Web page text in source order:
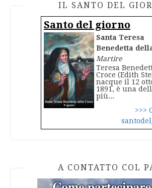
IL SANTO DEL
Santo del giorno
Santa Teresa
Benedetta
Martire
Teresa
Croce (Edith
nacque il 12
1891, è una
più...
>>>
A CONTATTO COL